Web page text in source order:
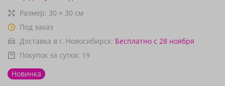
Размер: 30 × 30 см
Под заказ
Доставка в г. Новосибирск: Бесплатно с 28 ноября
Покупок за сутки: 19
Новинка